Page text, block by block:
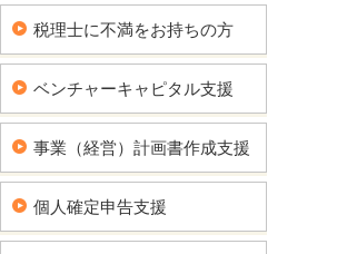
税理士に不満をお持ちの方
ベンチャーキャピタル支援
事業（経営）計画書作成支援
個人確定申告支援